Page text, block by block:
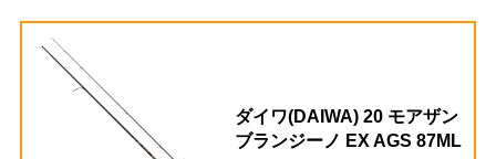
ダイワ(DAIWA) 20 モアザン
ブランジーノ EX AGS 87ML